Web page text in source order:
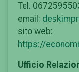
Tel.
email:
sito web:
https://
Ufficio